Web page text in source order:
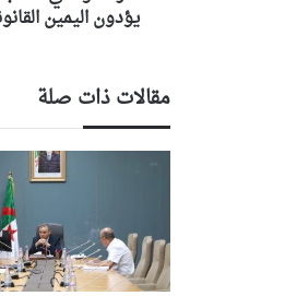
العاصمةيؤدون اليمين
مقالات ذات صلة